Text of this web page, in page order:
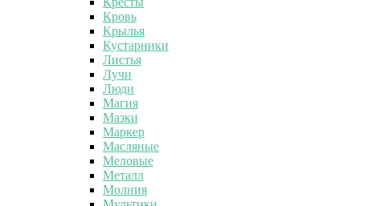
Кровь
Крылья
Кустарники
Листья
Лучи
Люди
Магия
Мазки
Маркер
Масляные
Меловые
Металл
Молния